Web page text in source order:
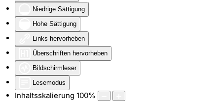
Niedrige Sättigung
Hohe Sättigung
Links hervorheben
Überschriften hervorheben
Bildschirmleser
Lesemodus
Inhaltsskalierung 100%